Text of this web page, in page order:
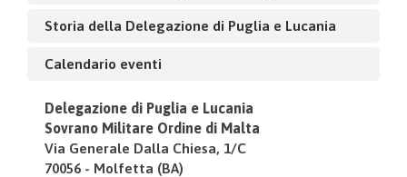
Storia della Delegazione di Puglia e Lucania
Calendario eventi
Delegazione di Puglia e Lucania
Sovrano Militare Ordine di Malta
Via Generale Dalla Chiesa, 1/C
70056 - Molfetta (BA)